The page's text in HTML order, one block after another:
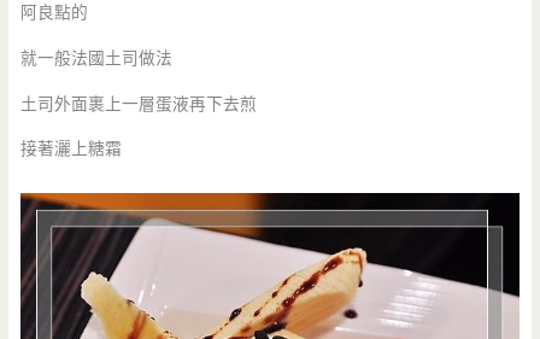
阿良點的
就一般法國土司做法
土司外面裹上一層蛋液再下去煎
接著灑上糖霜